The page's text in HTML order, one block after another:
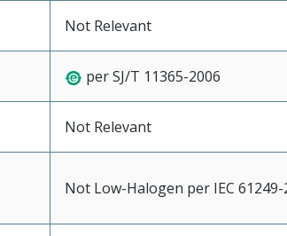
Not Relevant
per SJ/T 11365-2006
Not Relevant
Not Low-Halogen per IEC 61249-